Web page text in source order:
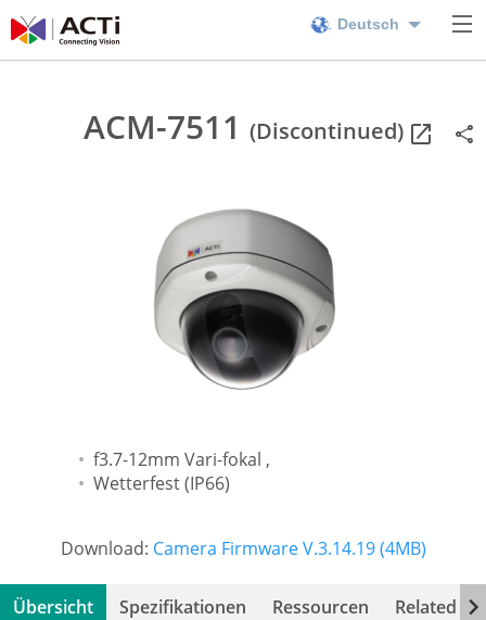
Deutsch
ACM-7511 (Discontinued)
f3.7-12mm Vari-fokal ,
Wetterfest (IP66)
Download: Camera Firmware V.3.14.19 (4MB)
Übersicht Spezifikationen Ressourcen Related